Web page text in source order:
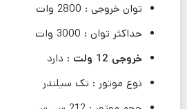
توان خروجی : 2800 وات
حداکثر توان : 3000 وات
خروجی 12 ولت
: دارد
نوع موتور : تک سیلندر